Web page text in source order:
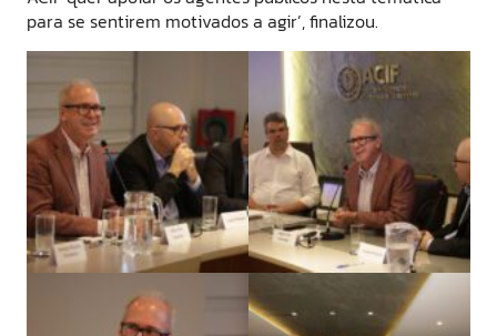
para se sentirem motivados a agir’, finalizou.